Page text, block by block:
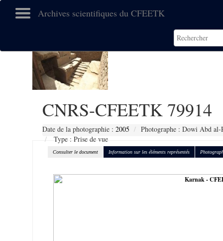
Archives scientifiques du CFEETK
CNRS-CFEETK 79914
Date de la photographie : 2005
Photographe : Dowi Abd
Type : Prise de vue
Consulter le document Information sur les éléments représentés